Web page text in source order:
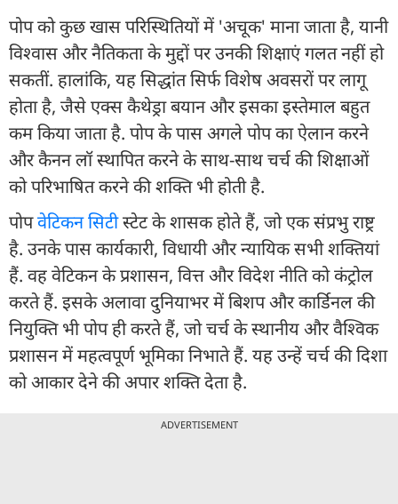
पोप को कुछ खास परिस्थितियों में 'अचूक' माना जाता है, यानी
विश्वास और नैतिकता के मुद्दों पर उनकी शिक्षाएं गलत नहीं हो
सकतीं. हालांकि, यह सिद्धांत सिर्फ विशेष अवसरों पर लागू
होता है, जैसे एक्स कैथेड्रा बयान और इसका इस्तेमाल बहुत
कम किया जाता है. पोप के पास अगले पोप का ऐलान करने
और कैनन लॉ स्थापित करने के साथ-साथ चर्च की शिक्षाओं
को परिभाषित करने की शक्ति भी होती है.
पोपवेटिकन सिटीस्टेट के शासक होते हैं, जो एक संप्रभु राष्ट्र
है. उनके पास कार्यकारी, विधायी और न्यायिक सभी शक्तियां
हैं. वह वेटिकन के प्रशासन, वित्त और विदेश नीति को कंट्रोल
करते हैं. इसके अलावा दुनियाभर में बिशप और कार्डिनल की
नियुक्ति भी पोप ही करते हैं, जो चर्च के स्थानीय और वैश्विक
प्रशासन में महत्वपूर्ण भूमिका निभाते हैं. यह उन्हें चर्च की दिशा
को आकार देने की अपार शक्ति देता है.
ADVERTISEMENT